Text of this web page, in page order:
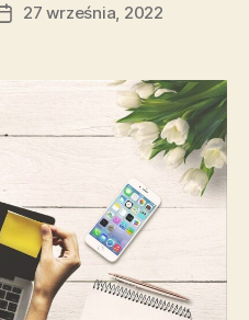
Data27 września, 2022